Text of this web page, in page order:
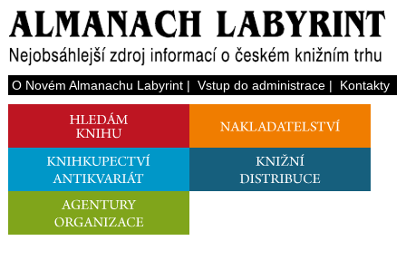
O Novém Almanachu Labyrint| Vstup do administrace| Kontakty